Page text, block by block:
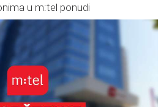
u m:tel ponudi